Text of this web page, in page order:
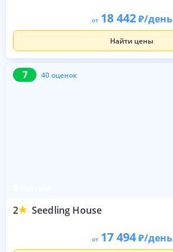
от 18 442 /день
Найти цены
7 40 оценок
2 Seedling House
7 40 оценок
от 17 494 /день